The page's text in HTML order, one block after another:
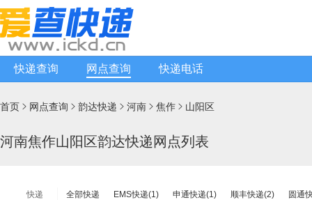
快递查询 网点查询 快递电话
首页  网点查询  韵达快递  河南  焦作  山阳区
河南焦作山阳区韵达快递网点列表
快递 全部快递 EMS快递(1) 申通快递(1) 顺丰快递(2) 圆通